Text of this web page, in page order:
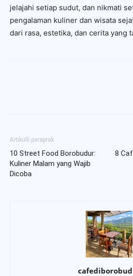
jelajahi setiap sudut, dan nikmati
pengalaman kuliner dan wisata
dari rasa, estetika, dan cerita yang
Artikulli paraprak
10 Street Food Borobudur:
Kuliner Malam yang Wajib
Dicoba
8